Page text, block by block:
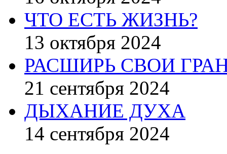
ЧТО ЕСТЬ ЖИЗНЬ?
13 октября 2024
РАСШИРЬ СВОИ
21 сентября 2024
ДЫХАНИЕ ДУХА
14 сентября 2024